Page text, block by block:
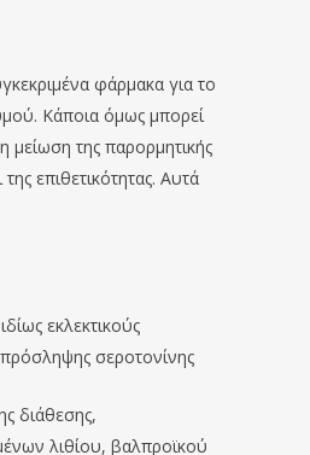
φάρμακα για το
Κάποια όμως μπορεί
της παρορμητικής
επιθετικότητας. Αυτά
εκλεκτικούς
σεροτονίνης
διάθεσης,
λιθίου, βαλπροϊκού